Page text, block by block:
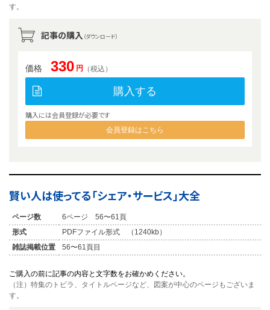
す。
記事の購入 （ダウンロード）
価格 330 円 （税込）
購入する
購入には会員登録が必要です
会員登録はこちら
賢い人は使ってる「シェア・サービス」大全
ページ数
6ページ 56〜61頁
形式
PDFファイル形式 （1240kb）
雑誌掲載位置
56〜61頁目
ご購入の前に記事の内容と文字数をお確かめください。
（注）特集のトビラ、タイトルページなど、図案が中心のページもございま
す。